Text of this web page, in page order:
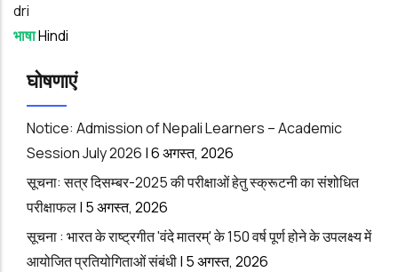
dri
भाषाHindi
घोषणाएं
Notice: Admission of Nepali Learners – Academic
Session July 2026 |6 अगस्त, 2026
सूचना: सत्र दिसम्‍बर-2025 की परीक्षाओं हेतु स्क्रूटनी का संशोधित
परीक्षाफल| 5 अगस्त, 2026
सूचना : भारत के राष्ट्रगीत 'वंदे मातरम्' के 150 वर्ष पूर्ण होने के उपलक्ष्य में
आयोजित प्रतियोगिताओं संबंधी| 5 अगस्त, 2026